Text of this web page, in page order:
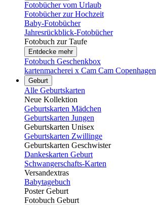
Fotobücher vom Urlaub
Fotobücher zur Hochzeit
Baby-Fotobücher
Jahresrückblick-Fotobücher
Fotobuch zur Taufe
Entdecke mehr
Fotobuch Geschenkbox
kartenmacherei x Cam Cam Copenhagen
Geburt
Alle Geburtskarten
Neue Kollektion
Geburtskarten Mädchen
Geburtskarten Jungen
Geburtskarten Unisex
Geburtskarten Zwillinge
Geburtskarten Geschwister
Dankeskarten Geburt
Schwangerschafts-Karten
Versandextras
Babytagebuch
Poster Geburt
Fotobuch Geburt